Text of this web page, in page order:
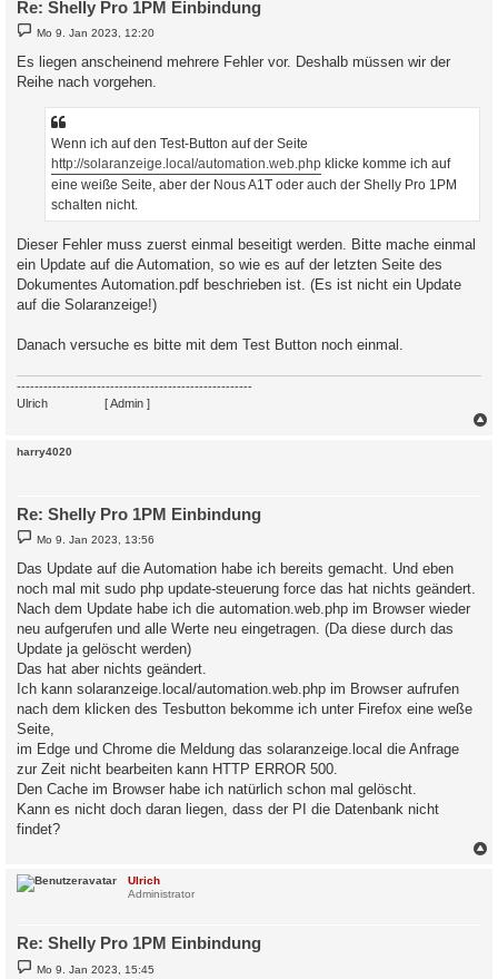
Re: Shelly Pro 1PM Einbindung
B
t
r
Mo 9. Jan 2023, 12:20
Es liegen anscheinend mehrere Fehler vor. Deshalb müssen wir der
Reihe nach vorgehen.
Wenn ich auf den Test-Button auf der Seite
http://solaranzeige.local/automation.web.php klicke komme ich auf
eine weiße Seite, aber der Nous A1T oder auch der Shelly Pro 1PM
schalten nicht.
Dieser Fehler muss zuerst einmal beseitigt werden. Bitte mache einmal
ein Update auf die Automation, so wie es auf der letzten Seite des
Dokumentes Automation.pdf beschrieben ist. (Es ist nicht ein Update
auf die Solaranzeige!)
Danach versuche es bitte mit dem Test Button noch einmal.
-----------------------------------------------------
Ulrich
[ Admin ]
harry4020
Re: Shelly Pro 1PM Einbindung
B
e
t
r
g
Mo 9. Jan 2023, 13:56
Das Update auf die Automation habe ich bereits gemacht. Und eben
noch mal mit sudo php update-steuerung force das hat nichts geändert.
Nach dem Update habe ich die automation.web.php im Browser wieder
neu aufgerufen und alle Werte neu eingetragen. (Da diese durch das
Update ja gelöscht werden)
Das hat aber nichts geändert.
Ich kann solaranzeige.local/automation.web.php im Browser aufrufen
nach dem klicken des Tesbutton bekomme ich unter Firefox eine weße
Seite,
im Edge und Chrome die Meldung das solaranzeige.local die Anfrage
zur Zeit nicht bearbeiten kann HTTP ERROR 500.
Den Cache im Browser habe ich natürlich schon mal gelöscht.
Kann es nicht doch daran liegen, dass der PI die Datenbank nicht
findet?
Ulrich
Administrator
Re: Shelly Pro 1PM Einbindung
BMo 9. Jan 2023, 15:45